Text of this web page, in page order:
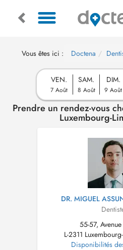
Vous êtes ici : Doctena
VEN.
7 Août
SAM.
8 Août
DIM.
9 Août
Prendre un rendez-vous
Luxembourg-
DR. MIGUEL
55-57, Avenue
L-2311
Disponibilités